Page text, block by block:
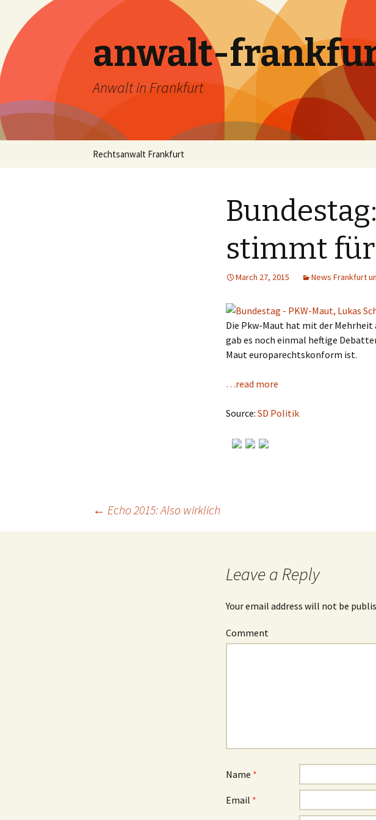
anwalt-
Anwalt in Frankfurt
Skip
Rechtsanwalt Frankfurt
stimmt
March 27, 2015 News Frankfurt
Die Pkw-Maut hat mit der Mehrheit
gab es noch einmal heftige
Maut europarechtskonform ist.
…read more
Source: SD Politik
Post
← Echo 2015: Also wirklich
Leave a Reply
Your email address will not be
Comment
Name *
Email *